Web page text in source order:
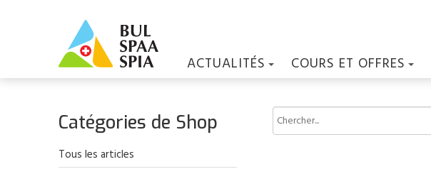
ACTUALITÉS COURS ET OFFRES
Catégories de Shop
Tous les articles